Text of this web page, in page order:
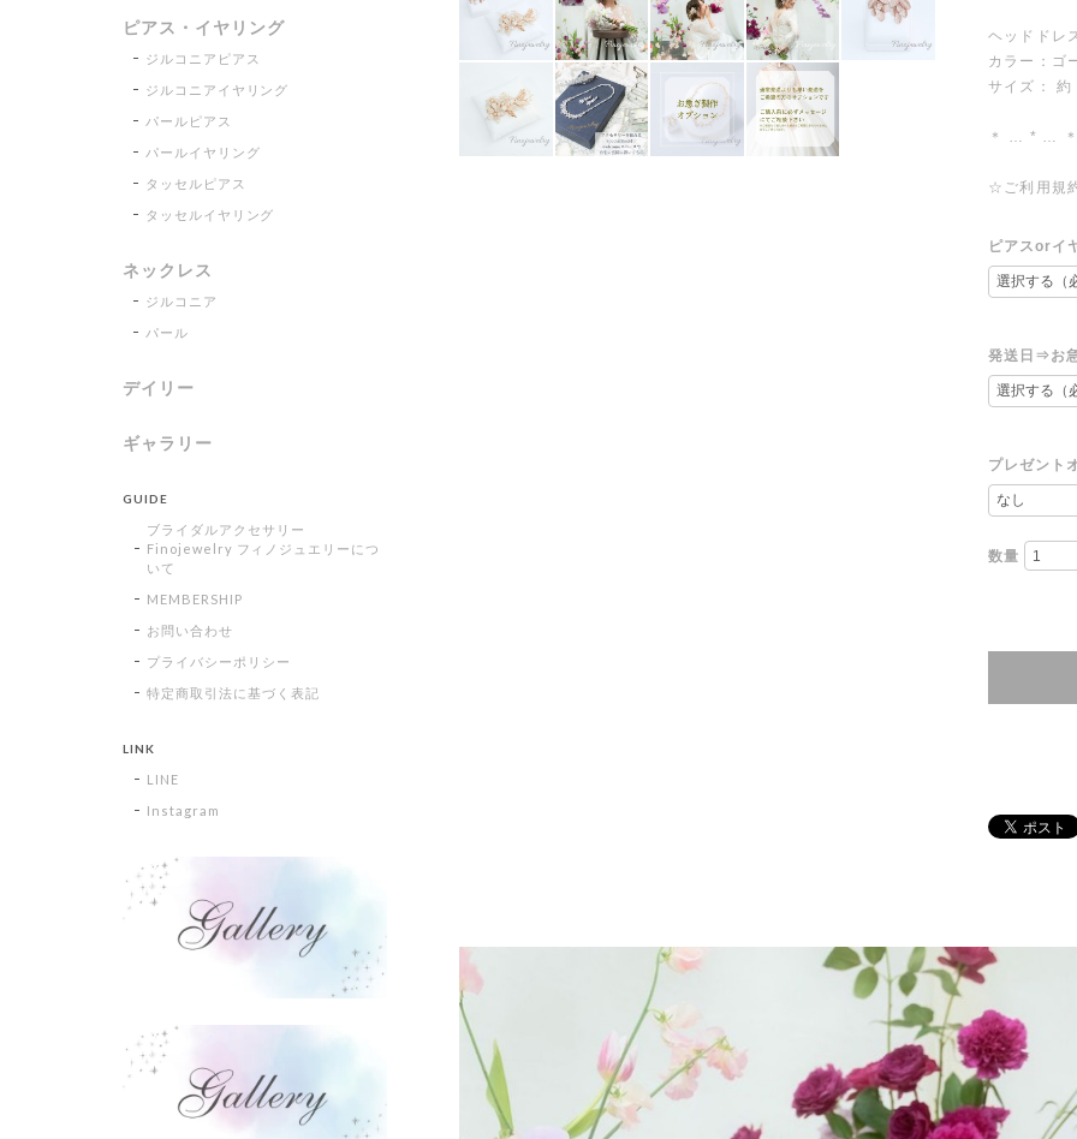
ヘッドドレ
カラー：ゴ
サイズ：
＊ … * …
☆ご利用規
ピアスorイ
発送日⇒お
プレゼント
数量
ピアス・イヤリング
ジルコニアピアス
ジルコニアイヤリング
パールピアス
パールイヤリング
タッセルピアス
タッセルイヤリング
ネックレス
ジルコニア
パール
デイリー
ギャラリー
GUIDE
ブライダルアクセサリー
Finojewelry フィノジュエリーにつ
いて
MEMBERSHIP
お問い合わせ
プライバシーポリシー
特定商取引法に基づく表記
LINK
LINE
Instagram